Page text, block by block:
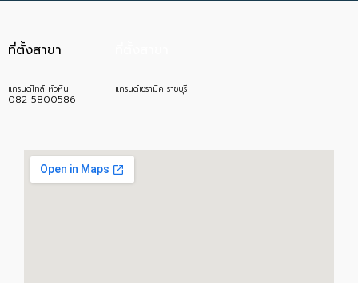
ที่ตั้งสาขา
แกรนด์ไทล์ หัวหิน
082-5800586
แกรนด์เซรามิค ราชบุรี